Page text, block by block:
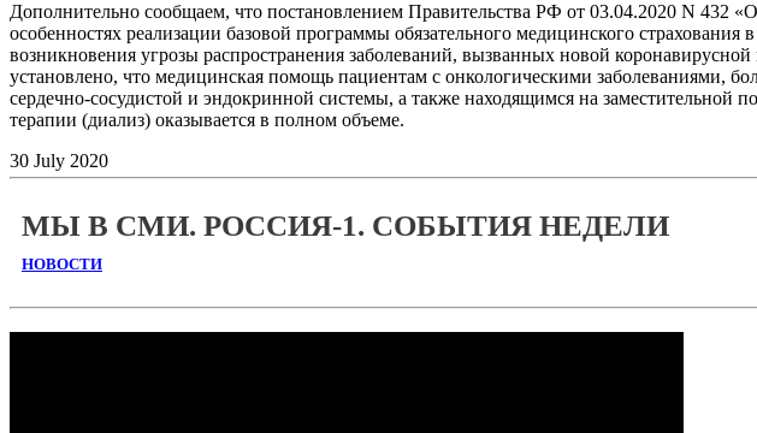
Дополнительно сообщаем, что постановлением Правительства РФ от 03.04.2020 N 432
особенностях реализации базовой программы обязательного медицинского страхования
возникновения угрозы распространения заболеваний, вызванных новой
установлено, что медицинская помощь пациентам с онкологическими заболеваниями,
сердечно-сосудистой и эндокринной системы, а также находящимся на заместительной
терапии (диализ) оказывается в полном объеме.
30 July 2020
МЫ В СМИ. РОССИЯ-1. СОБЫТИЯ НЕДЕЛИ
НОВОСТИ